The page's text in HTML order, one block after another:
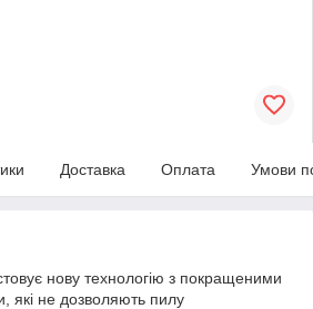
Доставка Оплата Умови
нову технологію з покращеними
які не дозволяють пилу